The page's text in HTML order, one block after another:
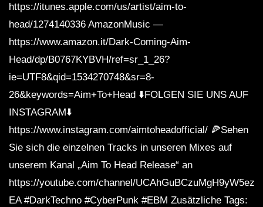
https://itunes.apple.com/us/artist/aim-to-
head/1274140336 AmazonMusic —
https://www.amazon.it/Dark-Coming-Aim-
Head/dp/B0767KYBVH/ref=sr_1_26?
ie=UTF8&qid=1534270748&sr=8-
26&keywords=Aim+To+Head ⬇️FOLGEN SIE UNS AUF
INSTAGRAM⬇️
https://www.instagram.com/aimtoheadofficial/ 🍕Sehen
Sie sich die einzelnen Tracks in unseren Mixes auf
unserem Kanal „Aim To Head Release“ an
https://youtube.com/channel/
EA #DarkTechno #CyberPunk #EBM Zusätzliche Tags: